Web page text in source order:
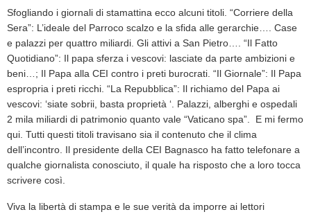
Sfogliando i giornali di stamattina ecco alcuni titoli. “Corriere della
Sera”: L’ideale del Parroco scalzo e la sfida alle gerarchie…. Case
e palazzi per quattro miliardi. Gli attivi a San Pietro…. “Il Fatto
Quotidiano”: Il papa sferza i vescovi: lasciate da parte ambizioni e
beni…; Il Papa alla CEI contro i preti burocrati. “Il Giornale”: Il Papa
espropria i preti ricchi. “La Repubblica”: Il richiamo del Papa ai
vescovi: ‘siate sobrii, basta proprietà ‘. Palazzi, alberghi e ospedali
2 mila miliardi di patrimonio quanto vale “Vaticano spa”. E mi fermo
qui. Tutti questi titoli travisano sia il contenuto che il clima
dell’incontro. Il presidente della CEI Bagnasco ha fatto telefonare a
qualche giornalista conosciuto, il quale ha risposto che a loro tocca
scrivere così.
Viva la libertà di stampa e le sue verità da imporre ai lettori